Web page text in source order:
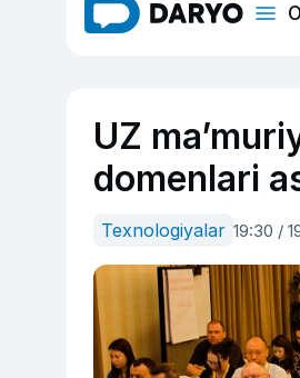
UZ
domenlari
Texnologiyalar 19:30 /